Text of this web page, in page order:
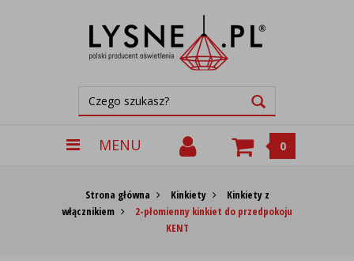
MENU 0
Strona główna Kinkiety
Kinkiety z
włącznikiem
2-płomienny kinkiet do przedpokoju
KENT